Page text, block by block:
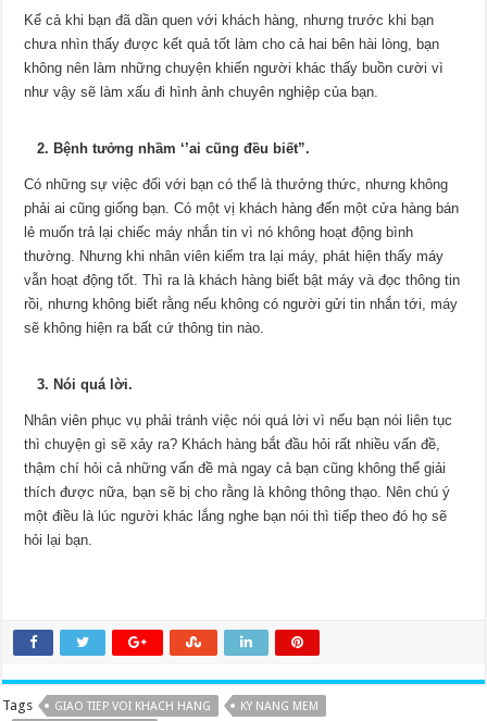
Kể cả khi bạn đã dần quen với khách hàng, nhưng trước khi bạn
chưa nhìn thấy được kết quả tốt làm cho cả hai bên hài lòng, bạn
không nên làm những chuyện khiến người khác thấy buồn cười vì
như vậy sẽ làm xấu đi hình ảnh chuyên nghiệp của bạn.
2. Bệnh tưởng nhầm ‘’ai cũng đều biết”.
Có những sự việc đối với bạn có thể là thưởng thức, nhưng không
phải ai cũng giống bạn. Có một vị khách hàng đến một cửa hàng bán
lẻ muốn trả lại chiếc máy nhắn tin vì nó không hoạt động bình
thường. Nhưng khi nhân viên kiểm tra lại máy, phát hiện thấy máy
vẫn hoạt động tốt. Thì ra là khách hàng biết bật máy và đọc thông tin
rồi, nhưng không biết rằng nếu không có người gửi tin nhắn tới, máy
sẽ không hiện ra bất cứ thông tin nào.
3. Nói quá lời.
Nhân viên phục vụ phải tránh việc nói quá lời vì nếu bạn nói liên tục
thì chuyện gì sẽ xảy ra? Khách hàng bắt đầu hỏi rất nhiều vấn đề,
thậm chí hỏi cả những vấn đề mà ngay cả bạn cũng không thể giải
thích được nữa, bạn sẽ bị cho rằng là không thông thạo. Nên chú ý
một điều là lúc người khác lắng nghe bạn nói thì tiếp theo đó họ sẽ
hỏi lại bạn.
Tags GIAO TIEP VOI KHACH HANG KY NANG MEM